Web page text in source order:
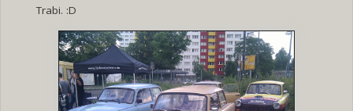
Trabi. :D